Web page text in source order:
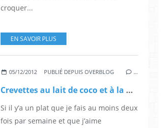
croquer...
EN SAVOIR PLUS
05/12/2012 PUBLIÉ DEPUIS OVERBLOG …
Crevettes au lait de coco et à la mangue
Si il y’a un plat que je fais au moins deux
fois par semaine et que j’aime